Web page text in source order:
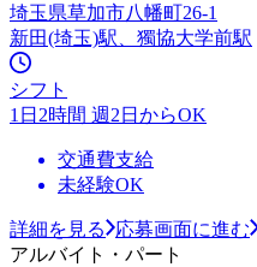
埼玉県草加市八幡町26-1
新田(埼玉)駅、獨協大学前駅
シフト
1日2時間 週2日からOK
交通費支給
未経験OK
詳細を見る
応募画面に進む
アルバイト・パート